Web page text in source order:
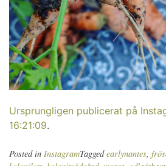
Ursprungligen publicerat på
16:21:09.
Posted in InstagramTaggedearlynantes,